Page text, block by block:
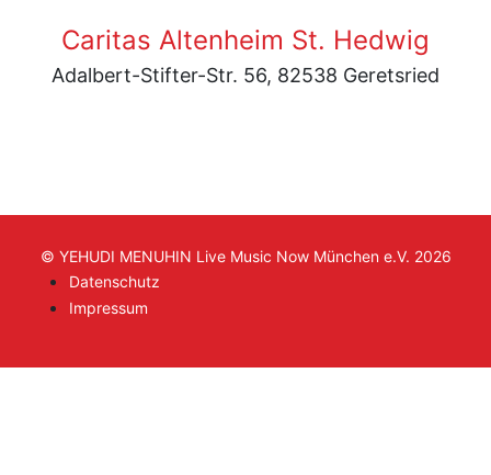
Caritas Altenheim St. Hedwig
Adalbert-Stifter-Str. 56, 82538 Geretsried
© YEHUDI MENUHIN Live Music Now München e.V. 2026
Datenschutz
Impressum